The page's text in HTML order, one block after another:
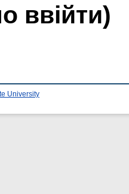
ввійти)
University